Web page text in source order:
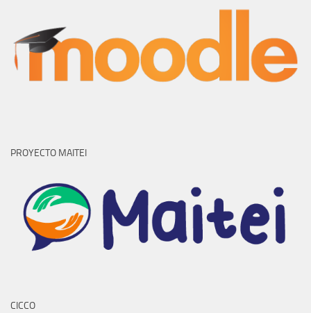
PROYECTO MAITEI
CICCO